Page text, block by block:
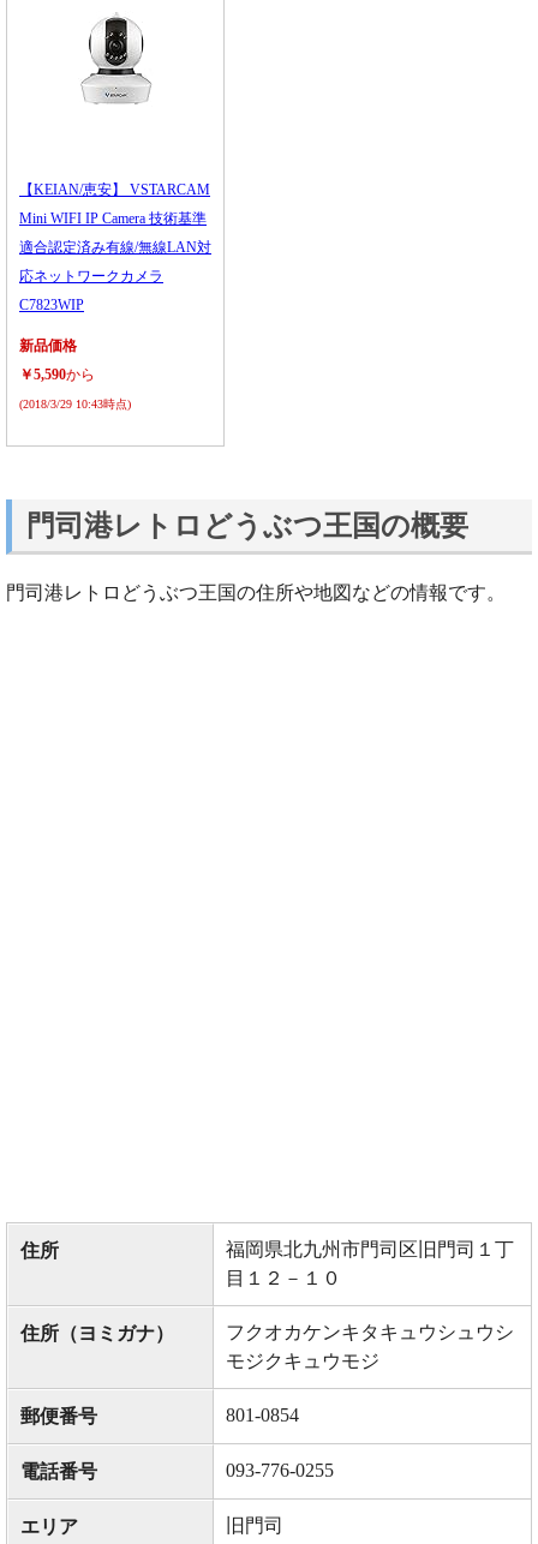
【KEIAN/恵安】 VSTARCAM
Mini WIFI IP Camera 技術基準
適合認定済み有線/無線LAN対
応ネットワークカメラ
C7823WIP
新品価格
￥5,590から
(2018/3/29 10:43時点)
門司港レトロどうぶつ王国の概要
門司港レトロどうぶつ王国の住所や地図などの情報です。
住所
福岡県北九州市門司区旧門司１丁
目１２－１０
住所（ヨミガナ）
フクオカケンキタキュウシュウシ
モジクキュウモジ
郵便番号 801-0854
電話番号 093-776-0255
エリア 旧門司